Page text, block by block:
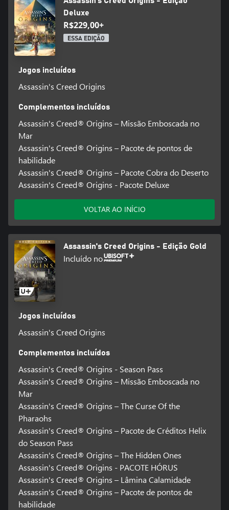
Deluxe
R$229,00+
ESSA EDIÇÃO
Jogos incluídos
Assassin's Creed Origins
Complementos incluídos
Assassin's Creed® Origins – Missão Emboscada no
Mar
Assassin's Creed® Origins – Pacote de pontos de
habilidade
Assassin's Creed® Origins – Pacote Cobra do Deserto
Assassin's Creed® Origins - Pacote Deluxe
VOLTAR AO INÍCIO
Assassin's Creed Origins - Edição Gold
Incluído no
Jogos incluídos
Assassin's Creed Origins
Complementos incluídos
Assassin's Creed® Origins - Season Pass
Assassin's Creed® Origins – Missão Emboscada no
Mar
Assassin's Creed® Origins – The Curse Of the
Pharaohs
Assassin's Creed® Origins – Pacote de Créditos Helix
do Season Pass
Assassin's Creed® Origins – The Hidden Ones
Assassin's Creed® Origins - PACOTE HÓRUS
Assassin's Creed® Origins – Lâmina Calamidade
Assassin's Creed® Origins – Pacote de pontos de
habilidade